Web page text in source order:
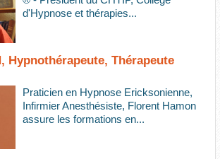
d'Hypnose et thérapies...
Hypnothérapeute, Thérapeute
Praticien en Hypnose Ericksonienne,
Infirmier Anesthésiste, Florent Hamon
assure les formations en...